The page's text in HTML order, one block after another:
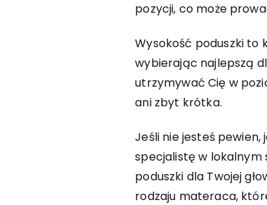
pozycji, co może
Wysokość poduszki to
wybierając najlepszą
utrzymywać Cię w
ani zbyt krótka.
Jeśli nie jesteś
specjalistę w lokalnym
poduszki dla Twojej
rodzaju materaca,